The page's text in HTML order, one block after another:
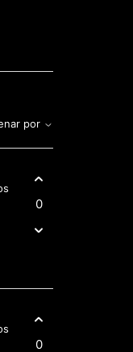
por
0
0